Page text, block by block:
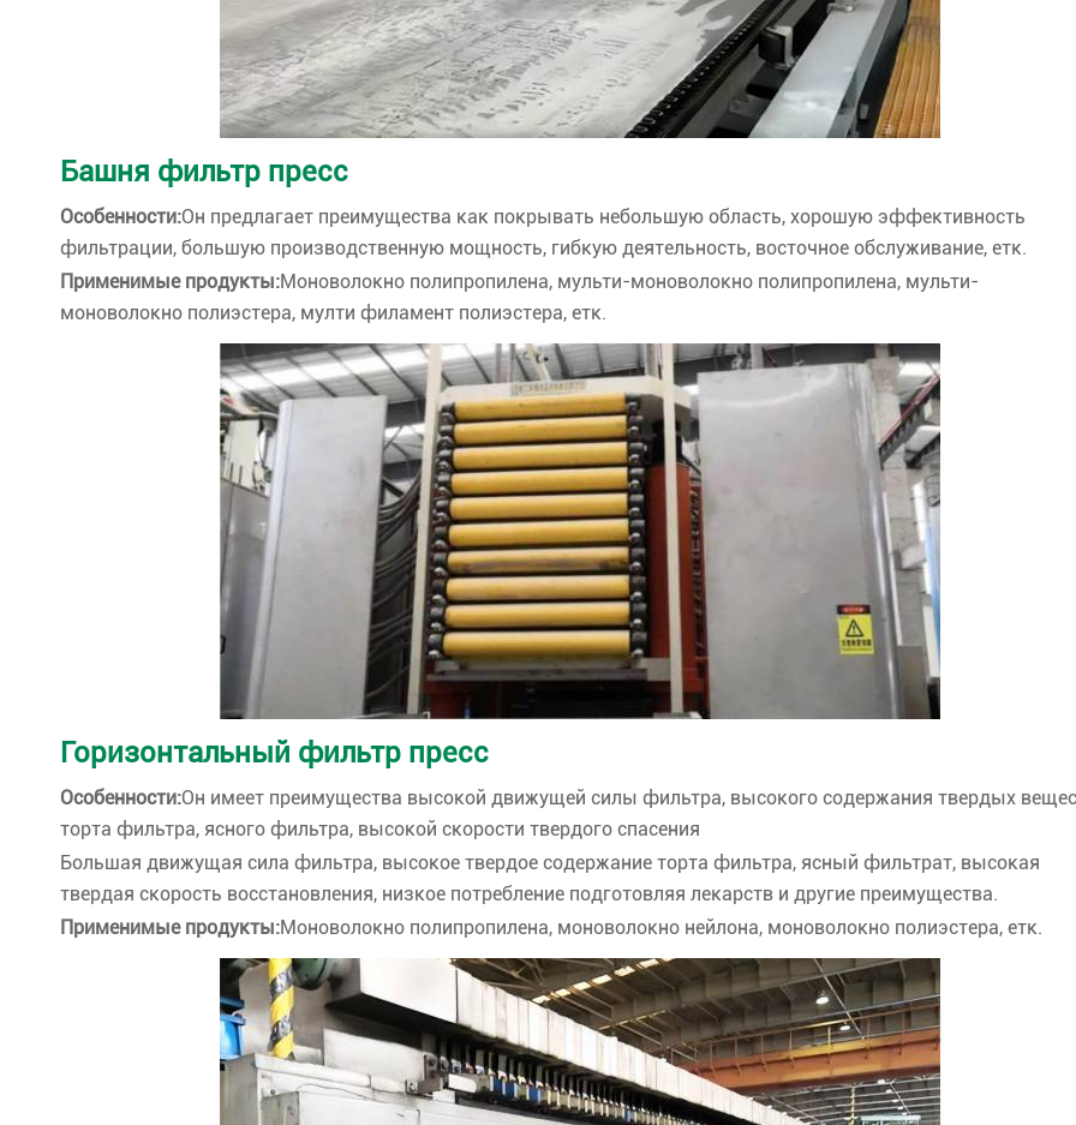
Башня фильтр пресс
Особенности:Он предлагает преимущества как покрывать небольшую область, хорошую эффективность
фильтрации, большую производственную мощность, гибкую деятельность, восточное обслуживание, етк.
Применимые продукты:Моноволокно полипропилена, мульти-моноволокно полипропилена, мульти-
моноволокно полиэстера, мулти филамент полиэстера, етк.
Горизонтальный фильтр пресс
Особенности:Он имеет преимущества высокой движущей силы фильтра, высокого содержания твердых
торта фильтра, ясного фильтра, высокой скорости твердого спасения
Большая движущая сила фильтра, высокое твердое содержание торта фильтра, ясный фильтрат, высокая
твердая скорость восстановления, низкое потребление подготовляя лекарств и другие преимущества.
Применимые продукты:Моноволокно полипропилена, моноволокно нейлона, моноволокно полиэстера, етк.